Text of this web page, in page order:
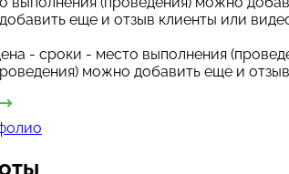
еще и отзыв клиенты или
- сроки - место выполнения
можно добавить еще и